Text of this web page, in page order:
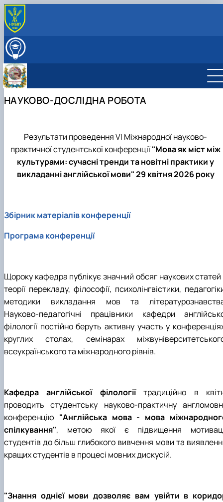
ПРО КАФЕДРУ
ОСВІТНІЙ ПРОЦЕС
ДІЯЛЬНІСТЬ КАФЕДРИ
Навчально-методична робота
Культурно-виховна робота
СТУДЕНТСЬКІ НАУКОВІ ГУРТКИ
Студентський науковий гурток "Майстерність
усного та письмового перекладу”
НАУКОВО-ДОСЛІДНА РОБОТА
Результати проведення VI Міжнародної науково-
практичної студентської конференції"Мова як міст між
культурами: сучасні тренди та новітні практики у
викладанні англійської мови" 29 квітня 2026 року
Збірник матеріалів конференції
Програма конференції
Щороку кафедра публікує значний обсяг наукових статей
теорії перекладу, філософії, психолінгвістики,
методики викладання мов та
Науково-педагогічні працівники кафедри
філології постійно беруть активну участь у
круглих столах, семінарах
всеукраїнського та міжнародного рівнів.
Кафедра англійської філологіїтрадиційно в
проводить студентську науково-практичну
конференцію "Англійська мова - мова
спілкування", метою якої є підвищення
студентів до більш глибокого вивчення мови та
кращих студентів в процесі мовних дискусій.
"Знання однієї мови дозволяє вам увійти в